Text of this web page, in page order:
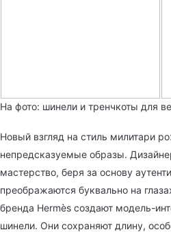
На фото: шинели и тренчкоты для
Новый взгляд на стиль милитари
непредсказуемые образы.
мастерство, беря за основу
преображаются буквально на
бренда Hermès создают модель-
шинели. Они сохраняют длину,